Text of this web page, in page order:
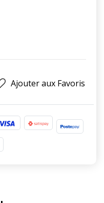
Ajouter aux Favoris